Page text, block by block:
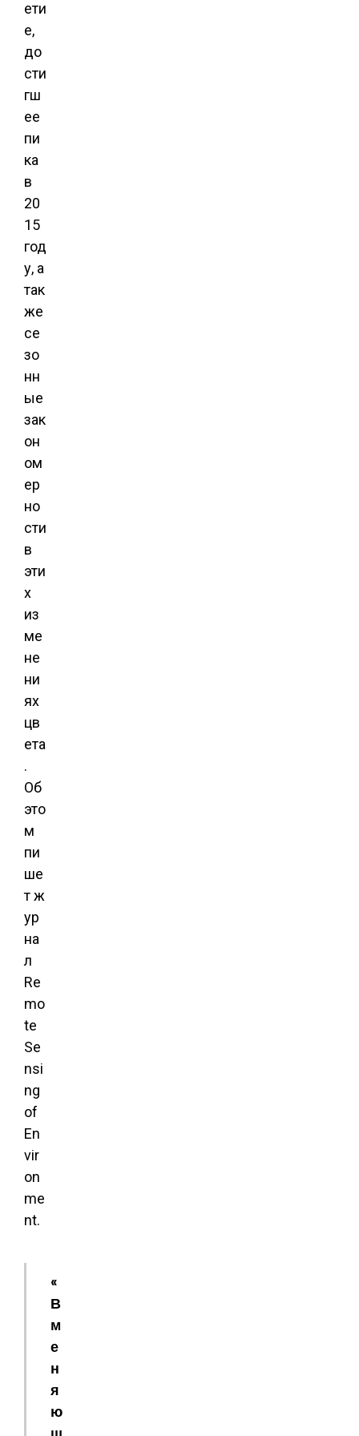
ети
е,
до
сти
гш
ее
пи
ка
в
20
15
год
у, а
так
же
се
зо
нн
ые
зак
он
ом
ер
но
сти
в
эти
х
из
ме
не
ни
ях
цв
ета
.
Об
это
м
пи
ше
т ж
ур
на
л
Re
mo
te
Se
nsi
ng
of
En
vir
on
me
nt.
«
В
м
е
н
я
ю